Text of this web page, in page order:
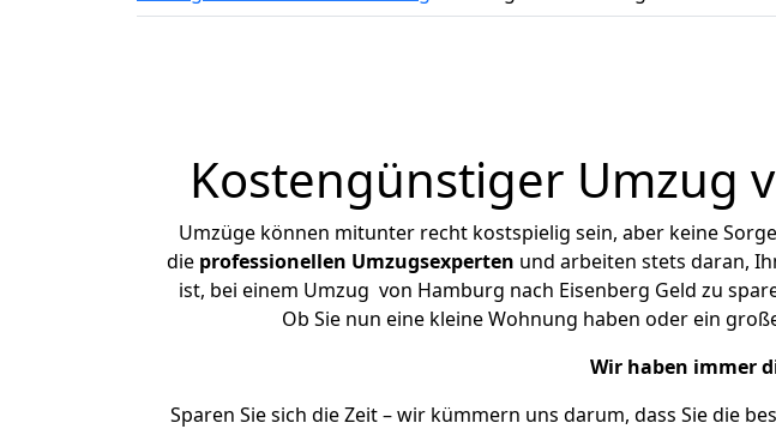
Kostengünstiger Umzug
Umzüge können mitunter recht kostspielig sein, aber keine
die professionellen Umzugsexperten und arbeiten stets daran,
ist, bei einem Umzug von Hamburg nach Eisenberg Geld zu
Ob Sie nun eine kleine Wohnung haben oder ein
Wir haben immer
Sparen Sie sich die Zeit – wir kümmern uns darum, dass Sie die